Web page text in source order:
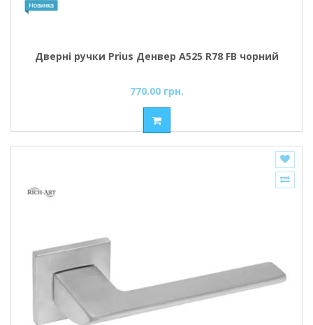
Дверні ручки Prius Денвер А525 R78 FB чорний
770.00 грн.